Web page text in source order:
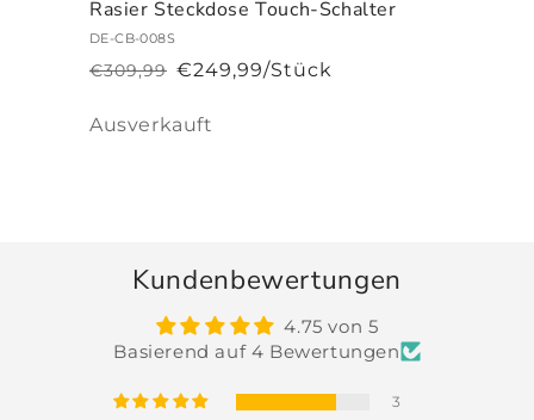
Rasier Steckdose Touch-Schalter
DE-CB-008S
Normaler
€309,99
Verkaufspreis€249,99/Stück
Anzahl
Ausverkauft
Kundenbewertungen
4.75 von 5
Basierend auf 4 Bewertungen
3